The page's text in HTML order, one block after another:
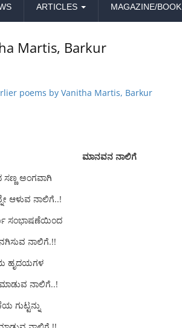
ARTICLES MAGAZINE/BOOK
Martis, Barkur
poems by Vanitha Martis, Barkur
ಮಾನವನ ನಾಲಿಗೆ
ಸಣ್ಣ ಅಂಗವಾಗಿ
ಆಳುವ ನಾಲಿಗೆ..!
ಸಂಭಾಷಣೆಯಿಂದ
ನಾಲಿಗೆ.!!
ಹೃದಯಗಳ
ನಾಲಿಗೆ..!
ಗುಟ್ಟನ್ನು